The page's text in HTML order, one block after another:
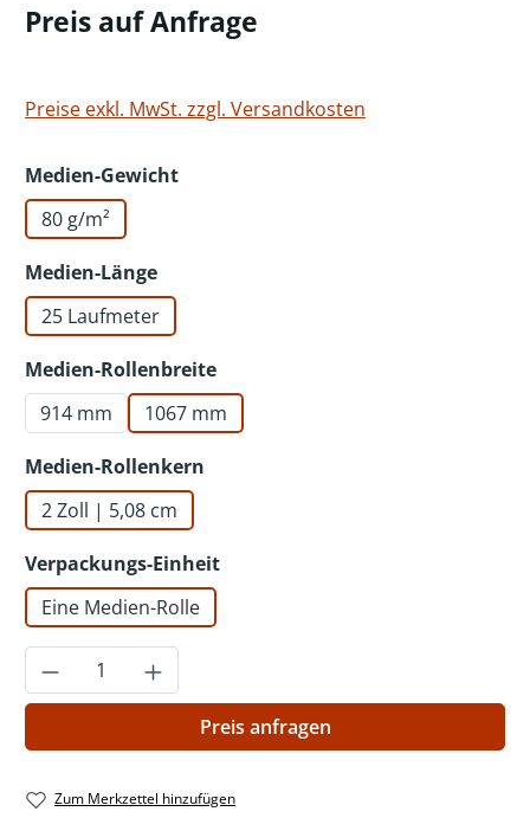
Preis auf Anfrage
Preise exkl. MwSt. zzgl. Versandkosten
Medien-Gewichtauswählen
80 g/m²
Medien-Längeauswählen
25 Laufmeter
Medien-Rollenbreiteauswählen
914 mm
1067 mm
Medien-Rollenkern
2 Zoll | 5,08 cm
Verpackungs-Einheitauswählen
Eine Medien-Rolle
Produkt Anzahl: Gib den gewünschten
Preis anfragen
Zum Merkzettel hinzufügen